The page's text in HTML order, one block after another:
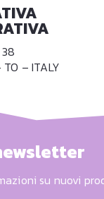
– ITALY
su nuovi